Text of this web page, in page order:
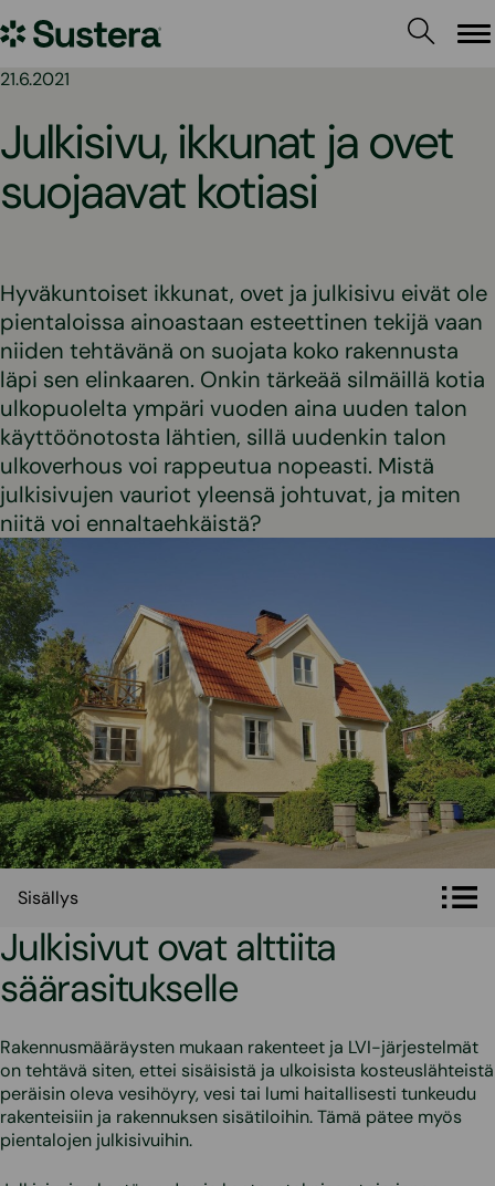
sisältöön
Sustera
21.6.2021
Julkisivu, ikkunat ja ovet
suojaavat kotiasi
Hyväkuntoiset ikkunat, ovet ja julkisivu eivät ole
pientaloissa ainoastaan esteettinen tekijä vaan
niiden tehtävänä on suojata koko rakennusta
läpi sen elinkaaren. Onkin tärkeää silmäillä kotia
ulkopuolelta ympäri vuoden aina uuden talon
käyttöönotosta lähtien, sillä uudenkin talon
ulkoverhous voi rappeutua nopeasti. Mistä
julkisivujen vauriot yleensä johtuvat, ja miten
niitä voi ennaltaehkäistä?
Sisällys
Julkisivut ovat alttiita
säärasitukselle
Rakennusmääräysten mukaan rakenteet ja LVI-järjestelmät
on tehtävä siten, ettei sisäisistä ja ulkoisista kosteuslähteistä
peräisin oleva vesihöyry, vesi tai lumi haitallisesti tunkeudu
rakenteisiin ja rakennuksen sisätiloihin. Tämä pätee myös
pientalojen julkisivuihin.